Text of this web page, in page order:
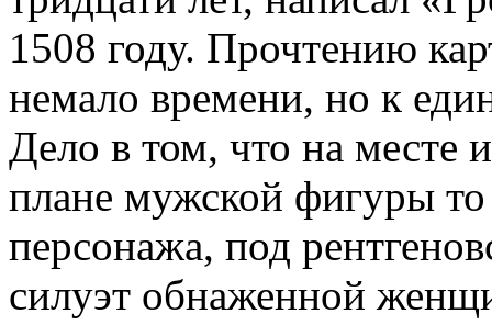
1508 году. Прочтению
немало времени, но к
Дело в том, что на месте
плане мужской фигуры то
персонажа, под
силуэт обнаженной